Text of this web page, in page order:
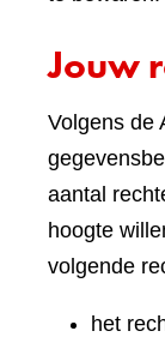
Jouw
Volgens de
aantal
hoogte
volgende
het